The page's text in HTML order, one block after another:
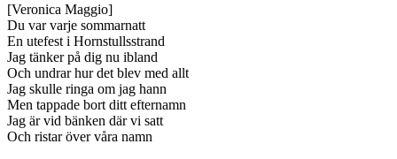
[Veronica Maggio]
Du var varje sommarnatt
En utefest i Hornstullsstrand
Jag tänker på dig nu ibland
Och undrar hur det blev med allt
Jag skulle ringa om jag hann
Men tappade bort ditt efternamn
Jag är vid bänken där vi satt
Och ristar över våra namn